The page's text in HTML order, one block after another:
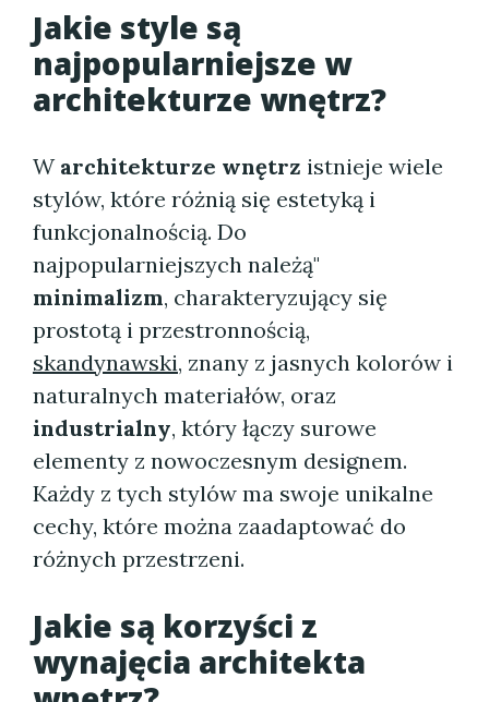
Jakie style są
najpopularniejsze w
architekturze wnętrz?
W architekturze wnętrz istnieje wiele
stylów, które różnią się estetyką i
funkcjonalnością. Do
najpopularniejszych należą"
minimalizm, charakteryzujący się
prostotą i przestronnością,
skandynawski, znany z jasnych kolorów i
naturalnych materiałów, oraz
industrialny, który łączy surowe
elementy z nowoczesnym designem.
Każdy z tych stylów ma swoje unikalne
cechy, które można zaadaptować do
różnych przestrzeni.
Jakie są korzyści z
wynajęcia architekta